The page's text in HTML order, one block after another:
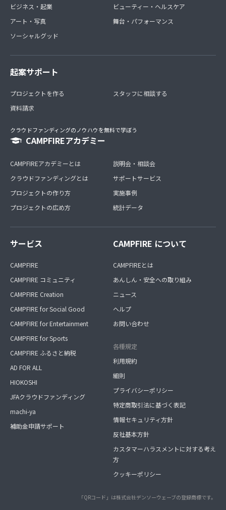
ビジネス・起業
アート・写真
ソーシャルグッド
ビューティー・ヘルスケア
舞台・パフォーマンス
起案サポート
プロジェクトを作る
資料請求
スタッフに相談する
クラウドファンディングのノウハウを無料で学ぼう
CAMPFIREアカデミー
CAMPFIREアカデミーとは
クラウドファンディングとは
プロジェクトの作り方
プロジェクトの広め方
説明会・相談会
サポートサービス
実施事例
統計データ
サービス
CAMPFIRE
CAMPFIRE コミュニティ
CAMPFIRE Creation
CAMPFIRE for Social Good
CAMPFIRE for Entertainment
CAMPFIRE for Sports
CAMPFIRE ふるさと納税
AD FOR ALL
HIOKOSHI
JFAクラウドファンディング
machi-ya
補助金申請サポート
CAMPFIRE について
CAMPFIREとは
あんしん・安全への取り組み
ニュース
ヘルプ
お問い合わせ
各種規定
利用規約
細則
プライバシーポリシー
特定商取引法に基づく表記
情報セキュリティ方針
反社基本方針
カスタマーハラスメントに対する考え
方
クッキーポリシー
「QRコード」は株式会社デンソーウェーブの登録商標です。